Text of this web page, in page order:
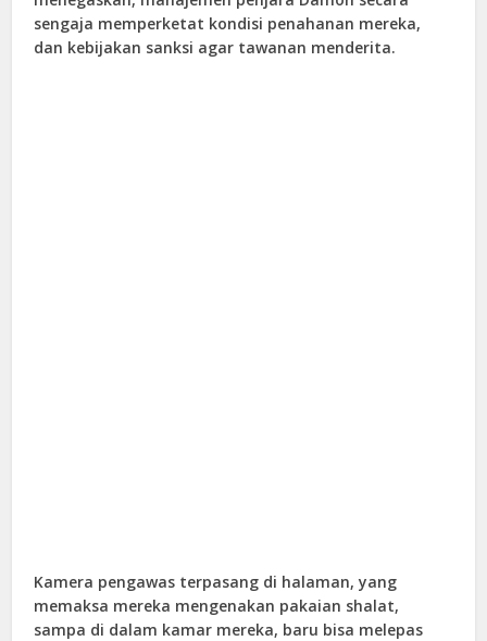
sengaja memperketat kondisi penahanan mereka,
dan kebijakan sanksi agar tawanan menderita.
Kamera pengawas terpasang di halaman, yang
memaksa mereka mengenakan pakaian shalat,
sampa di dalam kamar mereka, baru bisa melepas